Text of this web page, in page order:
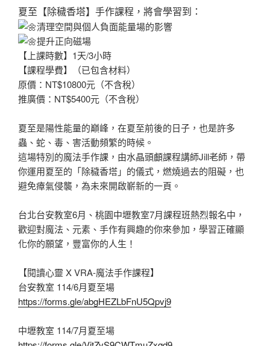
夏至【除穢香塔】手作課程，將會學習到：
清理空間與個人負面能量場的影響
提升正向磁場
【上課時數】1天/3小時
【課程學費】（已包含材料）
原價：NT$10800元（不含稅）
推廣價：NT$5400元（不含稅）
夏至是陽性能量的巔峰，在夏至前後的日子，也是許多
蟲、蛇、毒、害活動頻繁的時候。
這場特別的魔法手作課，由水晶頭顱課程講師Jill老師，帶
你運用夏至的「除穢香塔」的儀式，燃燒過去的阻礙，也
避免瘴氣侵襲，為未來開啟嶄新的一頁。
台北台安教室6月、桃園中壢教室7月課程班熱烈報名中，
歡迎對魔法、元素、手作有興趣的你來參加，學習正確顯
化你的願望，豐富你的人生！
【閱讀心靈 X VRA-魔法手作課程】
台安教室 114/6月夏至場
https://forms.gle/abgHEZLbFnU5Qpvj9
中壢教室 114/7月夏至場